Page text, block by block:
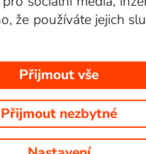
Videotéka
obrázky z pořadů
že používáte jejich
Přijmout vše
Přijmout nezbytné